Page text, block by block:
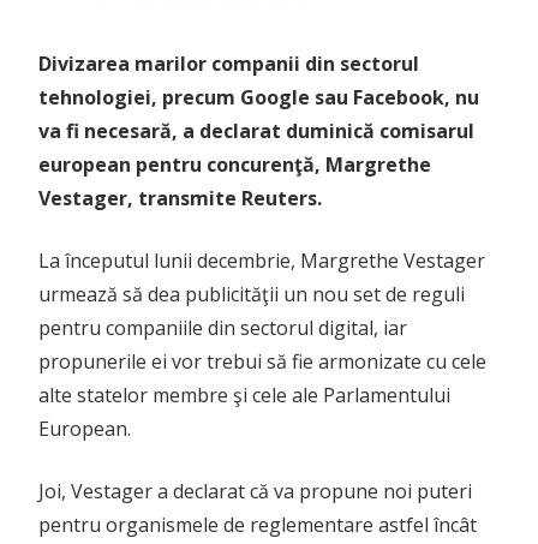
Divizarea marilor companii din sectorul
tehnologiei, precum Google sau Facebook, nu
va fi necesară, a declarat duminică comisarul
european pentru concurenţă, Margrethe
Vestager, transmite Reuters.
La începutul lunii decembrie, Margrethe Vestager
urmează să dea publicităţii un nou set de reguli
pentru companiile din sectorul digital, iar
propunerile ei vor trebui să fie armonizate cu cele
alte statelor membre şi cele ale Parlamentului
European.
Joi, Vestager a declarat că va propune noi puteri
pentru organismele de reglementare astfel încât